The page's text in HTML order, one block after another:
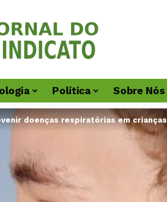
Política Sobre Nós
doenças respiratórias em crianças